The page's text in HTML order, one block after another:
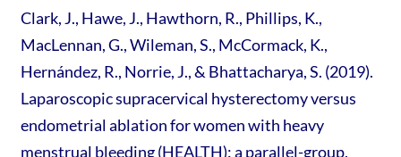
Clark, J., Hawe, J., Hawthorn, R., Phillips, K.,
MacLennan, G., Wileman, S., McCormack, K.,
Hernández, R., Norrie, J., & Bhattacharya, S. (2019).
Laparoscopic supracervical hysterectomy versus
endometrial ablation for women with heavy
menstrual bleeding (HEALTH): a parallel-group,